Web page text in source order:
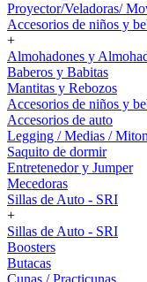
Proyector/Veladoras/
Accesorios de niños y
+
Almohadones y
Baberos y Babitas
Mantitas y Rebozos
Accesorios de niños y
Accesorios de auto
Legging / Medias /
Saquito de dormir
Entretenedor y Jumper
Mecedoras
Sillas de Auto - SRI
+
Sillas de Auto - SRI
Boosters
Butacas
Cunas / Practicunas